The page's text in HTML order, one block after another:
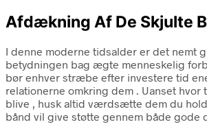
Afdækning Af De Skjulte
I denne moderne tidsalder er det nemt
betydningen bag ægte menneskelig
bør enhver stræbe efter investere tid
relationerne omkring dem . Uanset hvor
blive , husk altid værdsætte dem du
bånd vil give støtte gennem både gode